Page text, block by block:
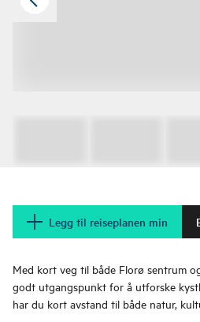
Legg til reiseplanen min
Med kort veg til både Florø sentrum
godt utgangspunkt for å utforske
har du kort avstand til både natur,